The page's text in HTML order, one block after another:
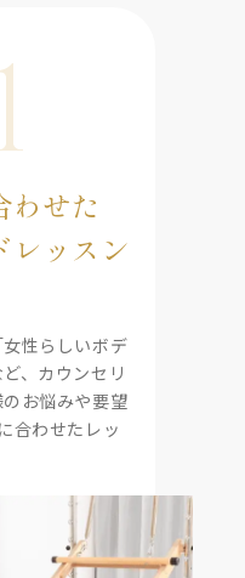
わせた
レッスン
女性らしいボデ
、カウンセリ
お悩みや要望
合わせたレッ